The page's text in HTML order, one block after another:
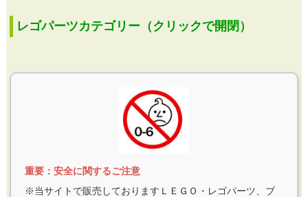
レゴパーツカテゴリー（クリックで開閉）
重要：安全に関するご注意
※当サイトで販売しておりますＬＥＧＯ・レゴパーツ、ブ